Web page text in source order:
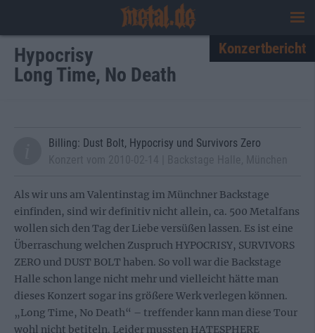
Hypocrisy
Long Time, No Death
Konzertbericht
Billing: Dust Bolt, Hypocrisy und Survivors Zero
Als wir uns am Valentinstag im Münchner Backstage
einfinden, sind wir definitiv nicht allein, ca. 500 Metalfans
wollen sich den Tag der Liebe versüßen lassen. Es ist eine
Überraschung welchen Zuspruch HYPOCRISY, SURVIVORS
ZERO und DUST BOLT haben. So voll war die Backstage
Halle schon lange nicht mehr und vielleicht hätte man
dieses Konzert sogar ins größere Werk verlegen können.
„Long Time, No Death“ – treffender kann man diese Tour
wohl nicht betiteln. Leider mussten HATESPHERE